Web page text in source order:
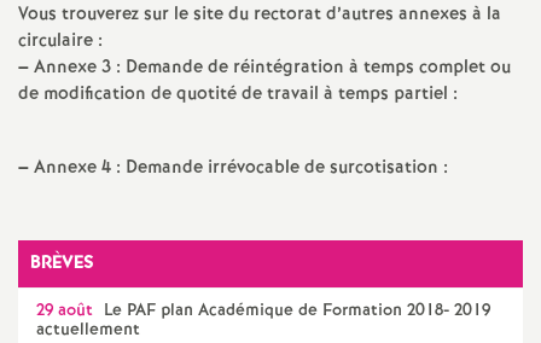
r
l
é
a
n
Vous trouverez sur le site du rectorat d’autres annexes à la
circulaire :
–Annexe 3 : Demande de réintégration à temps complet ou
de modification de quotité de travail à temps partiel :
–Annexe 4 : Demande irrévocable de surcotisation :
BRÈVES
29 août Le PAF plan Académique de Formation 2018- 2019
actuellement